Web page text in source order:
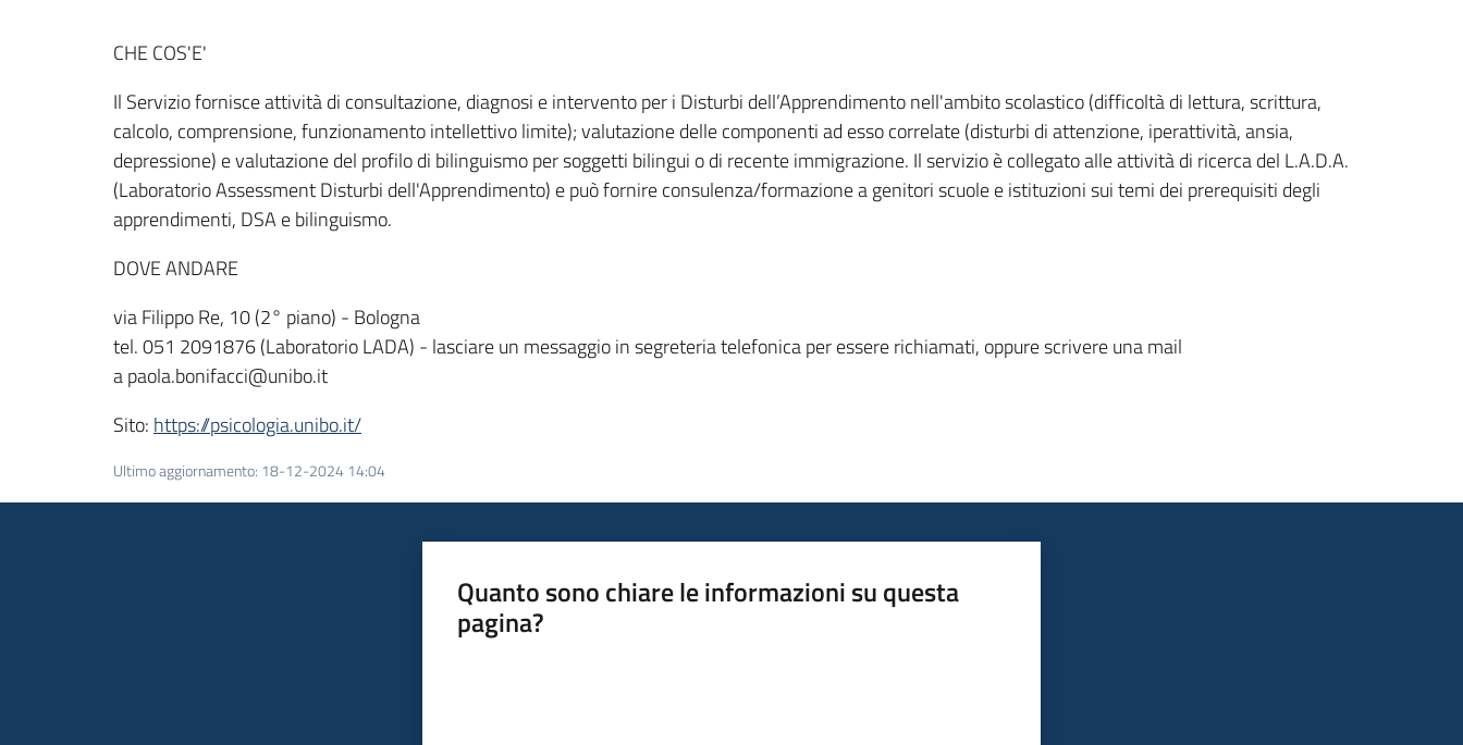
CHE COS'E'
Il Servizio fornisce attività di consultazione, diagnosi e intervento per i Disturbi dell’Apprendimento nell'ambito scolastico (difficoltà di lettura, scrittura,
calcolo, comprensione, funzionamento intellettivo limite); valutazione delle componenti ad esso correlate (disturbi di attenzione, iperattività, ansia,
depressione) e valutazione del profilo di bilinguismo per soggetti bilingui o di recente immigrazione. Il servizio è collegato alle attività di ricerca del L.A.D.A.
(Laboratorio Assessment Disturbi dell'Apprendimento) e può fornire consulenza/formazione a genitori scuole e istituzioni sui temi dei prerequisiti degli
apprendimenti, DSA e bilinguismo.
DOVE ANDARE
via Filippo Re, 10 (2° piano) - Bologna
tel. 051 2091876 (Laboratorio LADA) - lasciare un messaggio in segreteria telefonica per essere richiamati, oppure scrivere una mail
a paola.bonifacci@unibo.it
Sito: https://psicologia.unibo.it/
Ultimo aggiornamento: 18-12-2024 14:04
Quanto sono chiare le informazioni su questa
pagina?